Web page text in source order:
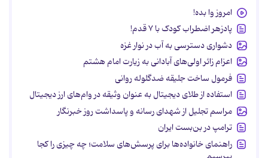
امروز وا بده!
پادزهر اضطراب کودک با ۷ قدم!
دشواری دسترسی به آب در نوار غزه
اعزام زائر اولی‌های آبادانی به زیارت امام هشتم
فرمول ساخت جلیقه ضدگلوله روانی
استفاده از طلای دیجیتال به عنوان وثیقه در وام‌های ارز دیجیتال
مراسم تجلیل از شهدای رسانه و پاسداشت روز خبرنگار
ترامپ در بن‌بست ایران
راهنمای خانواده‌ها برای پرسش‌های سلامت؛ چه چیزی را کجا